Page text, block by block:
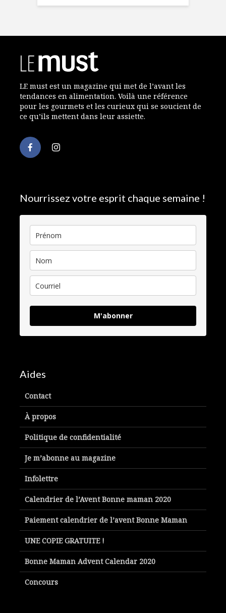
LE must est un magazine qui met de l’avant les
tendances en alimentation. Voilà une référence
pour les gourmets et les curieux qui se soucient de
ce qu’ils mettent dans leur assiette.
Nourrissez votre esprit chaque semaine !
M'abonner
Aides
Contact
À propos
Politique de confidentialité
Je m’abonne au magazine
Infolettre
Calendrier de l’Avent Bonne maman 2020
Paiement calendrier de l’avent Bonne Maman
UNE COPIE GRATUITE !
Bonne Maman Advent Calendar 2020
Concours